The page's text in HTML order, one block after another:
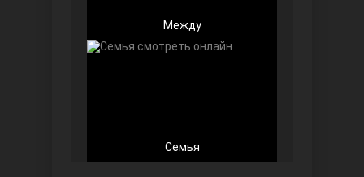
Любовь напоказ
Между
Семья